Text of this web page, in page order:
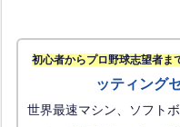
初心者からプロ野球志望者ま
ッティング
世界最速マシン、ソフト